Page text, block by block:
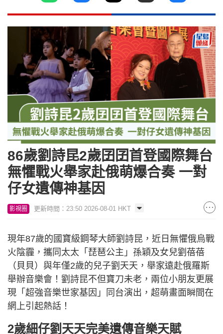
86歲劉詩昆2歲囝囝首登國際舞台
無懼戰火舉家赴俄萌爆合奏 一對
仔女遺傳神基因
影視圈 更新時間：23:50 2026-08-01 HKT
現年87歲的國寶級鋼琴大師劉詩昆，近日無懼俄烏戰
火陰霾，攜同太太「琵琶公主」孫穎及女兒劉蓓蓓
（貝貝）與年僅2歲的兒子劉天天，舉家遠赴俄羅斯
舉辦音樂會！劉詩昆不但寶刀未老，兩位小朋友更展
現「超強音樂世家基因」同台演出，超萌畫面瞬間在
網上引起熱話！
2歲細仔劉天天完美遺傳音樂天賦